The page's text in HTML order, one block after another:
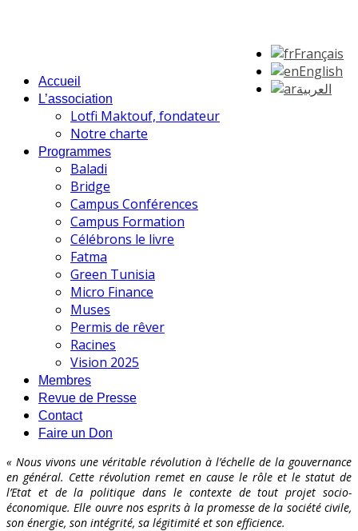
Français
English
العربية
Accueil
L’association
Lotfi Maktouf, fondateur
Notre charte
Programmes
Baladi
Bridge
Campus Conférences
Campus Formation
Célébrons le livre
Fatma
Green Tunisia
Micro Finance
Muses
Permis de rêver
Racines
Vision 2025
Membres
Revue de Presse
Contact
Faire un Don
« Nous vivons une véritable révolution à l’échelle de la gouvernance
en général. Cette révolution remet en cause le rôle et le statut de
l’Etat et de la politique dans le contexte de tout projet socio-
économique. Elle ouvre nos esprits à la promesse de la société civile,
son énergie, son intégrité, sa légitimité et son efficience.